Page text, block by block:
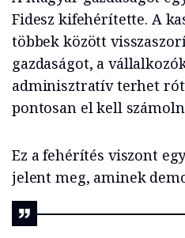
Fidesz kifehérítette. A
többek között
gazdaságot, a
adminisztratív terhet
pontosan el kell
Ez a fehérítés viszont
jelent meg, aminek